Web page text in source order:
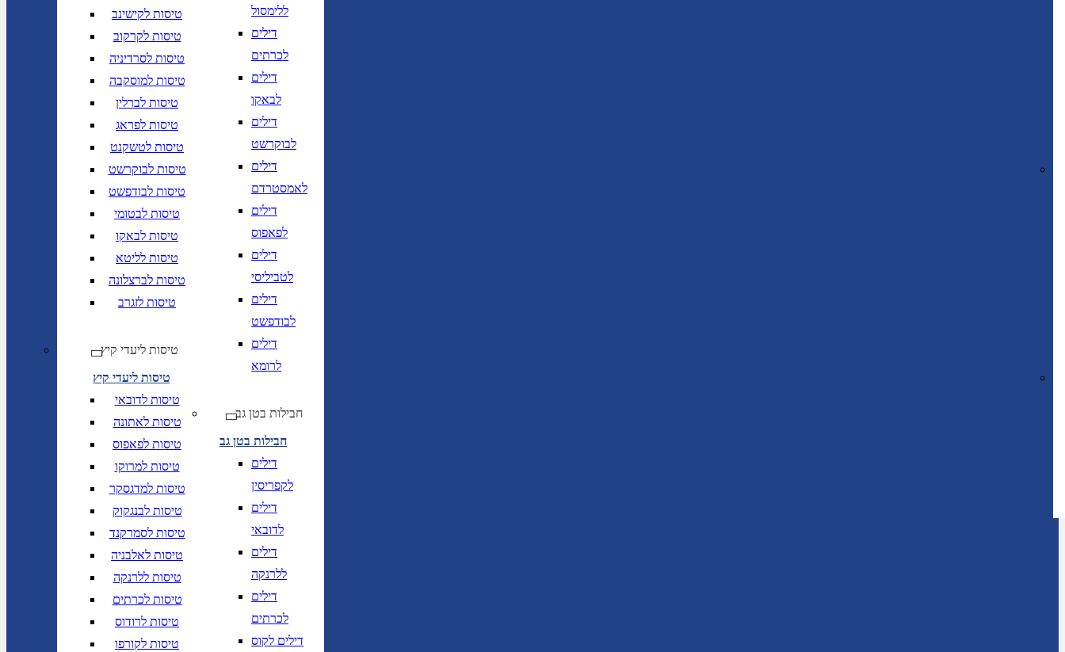
טיסות לקישינב
טיסות לקרקוב
טיסות לסרדיניה
טיסות למוסקבה
טיסות לברלין
טיסות לפראג
טיסות לטשקנט
טיסות לבוקרשט
טיסות לבודפשט
טיסות לבטומי
טיסות לבאקו
טיסות לליטא
טיסות לברצלונה
טיסות לזגרב
טיסות ליעדי קיץ
טיסות ליעדי קיץ
טיסות לדובאי
טיסות לאתונה
טיסות לפאפוס
טיסות למרוקו
טיסות למדגסקר
טיסות לבנגקוק
טיסות לסמרקנד
טיסות לאלבניה
טיסות ללרנקה
טיסות לכרתים
טיסות לרודוס
טיסות לקורפו
ללימסול
דילים
לכרתים
דילים
לבאקו
דילים
לבוקרשט
דילים
לאמסטרדם
דילים
לפאפוס
דילים
לטביליסי
דילים
לבודפשט
דילים
לרומא
חבילות בטן גב
חבילות בטן גב
דילים
לקפריסין
דילים
לדובאי
דילים
ללרנקה
דילים
לכרתים
דילים לקוס